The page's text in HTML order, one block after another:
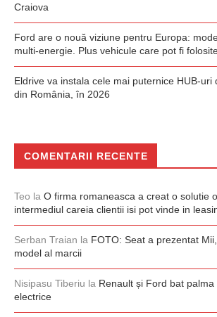
Craiova
Ford are o nouă viziune pentru Europa:
multi-energie. Plus vehicule care pot fi
Eldrive va instala cele mai puternice HUB-uri
din România, în 2026
COMENTARII RECENTE
Teo la O firma romaneasca a creat o solutie
intermediul careia clientii isi pot vinde in
Serban Traian la FOTO: Seat a prezentat
model al marcii
Nisipasu Tiberiu la Renault și Ford bat
electrice